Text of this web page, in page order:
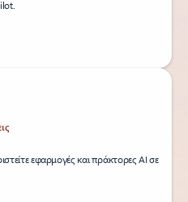
εφαρμογές και πράκτορες AI σε